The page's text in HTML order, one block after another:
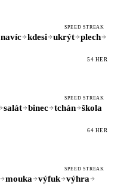
SPEED STREAK
navíc kdesi ukrýt
plech
54 HER
SPEED STREAK
salát binec tchán
škola
64 HER
SPEED STREAK
mouka výfuk
výhra